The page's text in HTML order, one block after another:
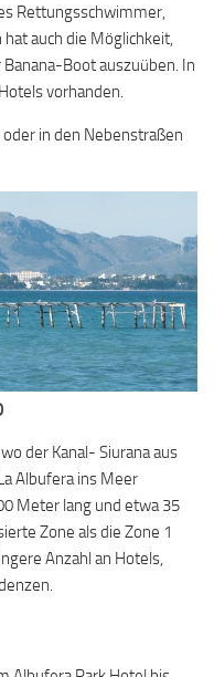
Rettungsschwimmer,
auch die Möglichkeit,
Boot auszuüben. In
vorhanden.
in den Nebenstraßen
der Kanal- Siurana aus
Albufera ins Meer
Meter lang und etwa 35
Zone als die Zone 1
Anzahl an Hotels,